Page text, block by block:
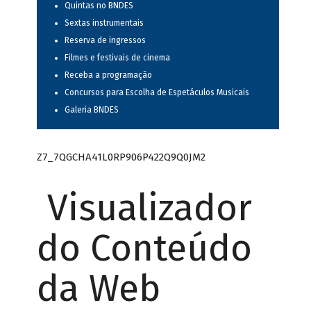
Quintas no BNDES
Sextas instrumentais
Reserva de ingressos
Filmes e festivais de cinema
Receba a programação
Concursos para Escolha de Espetáculos Musicais
Galeria BNDES
Z7_7QGCHA41L0RP906P422Q9Q0JM2
Visualizador
do Conteúdo
da Web